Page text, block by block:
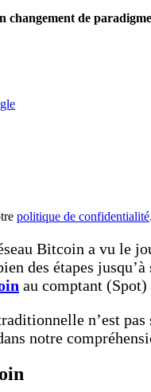
changement de
politique de confidentialité.
Bitcoin a vu le
des étapes
au comptant
n’est
notre